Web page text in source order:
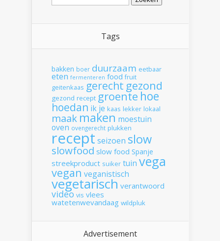
Tags
bakken boer duurzaam eetbaar
eten fermenteren food fruit
geitenkaas gerecht gezond
gezond recept groente hoe
hoedan ik je kaas lekker lokaal
maak maken moestuin
oven ovengerecht plukken
recept seizoen slow
slowfood slow food Spanje
streekproduct suiker tuin vega
vegan veganistisch
vegetarisch verantwoord
video vis vlees
watetenwevandaag wildpluk
Advertisement